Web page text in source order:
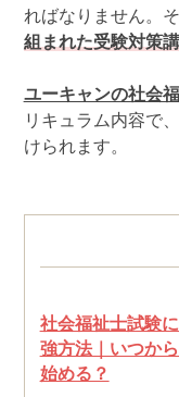
ればなりません。
組まれた受験対策
ユーキャンの社会
リキュラム内容で
けられます。
社会福祉士試験
強方法｜いつか
始める？